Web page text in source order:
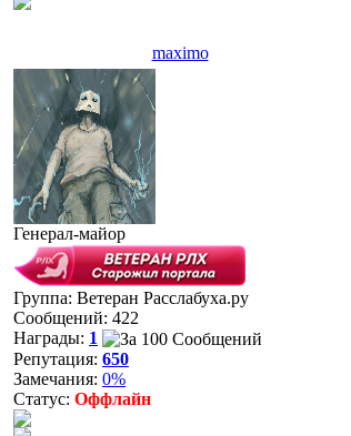
maximo
Генерал-майор
Группа: Ветеран Расслабуха.ру
Сообщений: 422
Награды: 1
Репутация: 650
Замечания: 0%
Статус: Оффлайн